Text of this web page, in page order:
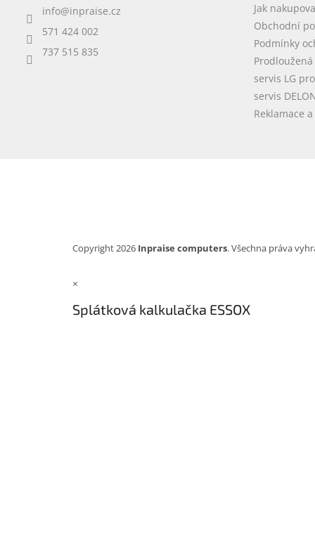
info@inpraise.cz
571 424 002
737 515 835
Jak
Obchodní
Podmínky
servis LG
servis
Reklamace
Copyright 2026 Inpraise computers. Všechna práva
×
Splátková kalkulačka ESSOX